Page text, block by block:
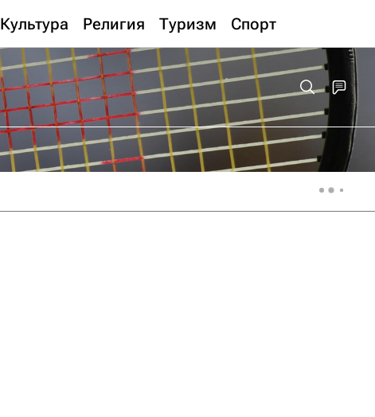
Культура Религия Туризм Спорт